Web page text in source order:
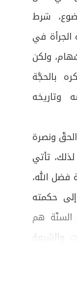
شرط
الجرأة في
ولكن
بالحجَّة
وتاريخه
ونصرة
تأتي
فضل الله،
حكمته
السنّة هم
والشيعة